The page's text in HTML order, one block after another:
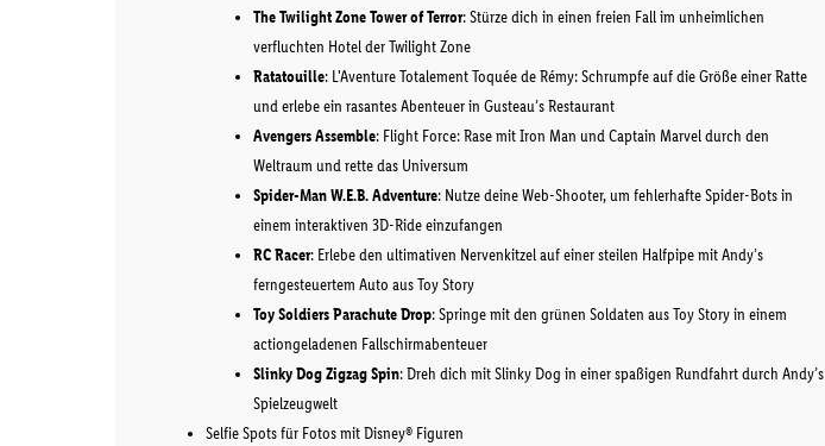
The Twilight Zone Tower of Terror: Stürze dich in einen freien Fall im unheimlichen
verfluchten Hotel der Twilight Zone
Ratatouille: L'Aventure Totalement Toquée de Rémy: Schrumpfe auf die Größe einer Ratte
und erlebe ein rasantes Abenteuer in Gusteau’s Restaurant
Avengers Assemble: Flight Force: Rase mit Iron Man und Captain Marvel durch den
Weltraum und rette das Universum
Spider-Man W.E.B. Adventure: Nutze deine Web-Shooter, um fehlerhafte Spider-Bots in
einem interaktiven 3D-Ride einzufangen
RC Racer: Erlebe den ultimativen Nervenkitzel auf einer steilen Halfpipe mit Andy’s
ferngesteuertem Auto aus Toy Story
Toy Soldiers Parachute Drop: Springe mit den grünen Soldaten aus Toy Story in einem
actiongeladenen Fallschirmabenteuer
Slinky Dog Zigzag Spin: Dreh dich mit Slinky Dog in einer spaßigen Rundfahrt durch Andy’s
Spielzeugwelt
Selfie Spots für Fotos mit Disney® Figuren